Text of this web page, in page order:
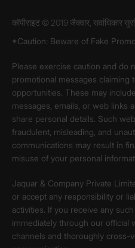
कॉपीराइट © 2019 जैक्वार, सर्वाधिकार
*Caution: Beware of Fake
Please exercise caution and do
promotional messages claiming
opportunities. These may
messages, emails, or web links
share personal details. Such
fraudulent, misleading, and
communications may result in
misuse of your personal
Jaquar & Company Private
or accept any responsibility or
activities. If you receive any
immediately through our official
channels and thoroughly cross-